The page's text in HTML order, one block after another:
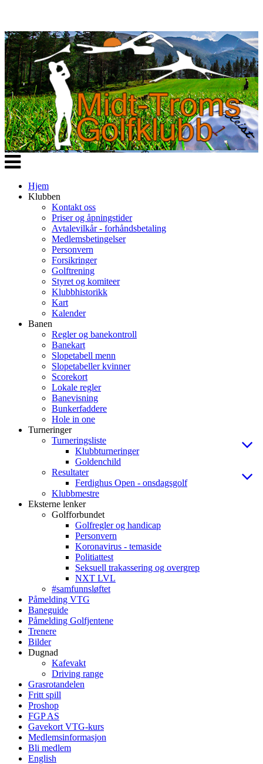
Veksle
navigasjon
Hjem
Klubben
Kontakt oss
Priser og åpningstider
Avtalevilkår - forhåndsbetaling
Medlemsbetingelser
Personvern
Forsikringer
Golftrening
Styret og komiteer
Klubbhistorikk
Kart
Kalender
Banen
Regler og banekontroll
Banekart
Slopetabell menn
Slopetabeller kvinner
Scorekort
Lokale regler
Banevisning
Bunkerfaddere
Hole in one
Turneringer
Turneringsliste
Klubbturneringer
Goldenchild
Resultater
Ferdighus Open - onsdagsgolf
Klubbmestre
Eksterne lenker
Golfforbundet
Golfregler og handicap
Personvern
Koronavirus - temaside
Politiattest
Seksuell trakassering og overgrep
NXT LVL
#samfunnsløftet
Påmelding VTG
Baneguide
Påmelding Golfjentene
Trenere
Bilder
Dugnad
Kafevakt
Driving range
Grasrotandelen
Fritt spill
Proshop
FGP AS
Gavekort VTG-kurs
Medlemsinformasjon
Bli medlem
English